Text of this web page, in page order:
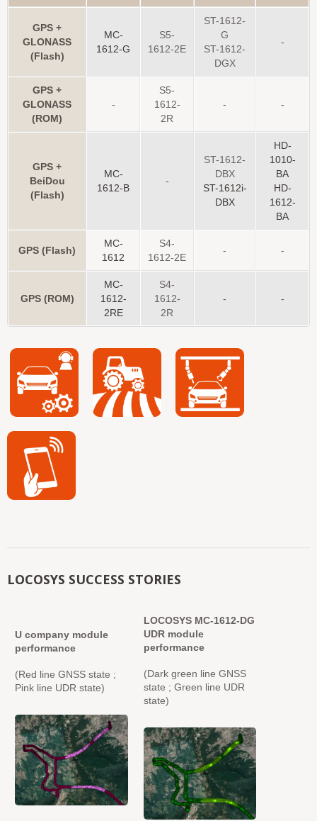
GPS +
GLONASS
(Flash)
MC-
1612-G
S5-
1612-2E
ST-1612-
G
ST-1612-
DGX
-
GPS +
GLONASS
(ROM)
-
S5-
1612-
2R
- -
GPS +
BeiDou
(Flash)
MC-
1612-B
-
ST-1612-
DBX
ST-1612i-
DBX
HD-
1010-
BA
HD-
1612-
BA
GPS (Flash)
MC-
1612
S4-
1612-2E
- -
GPS (ROM)
MC-
1612-
2RE
S4-
1612-
2R
- -
LOCOSYS SUCCESS STORIES
U company module
performance
(Red line GNSS state ;
Pink line UDR state)
LOCOSYS MC-1612-DG
UDR module
performance
(Dark green line GNSS
state ; Green line UDR
state)